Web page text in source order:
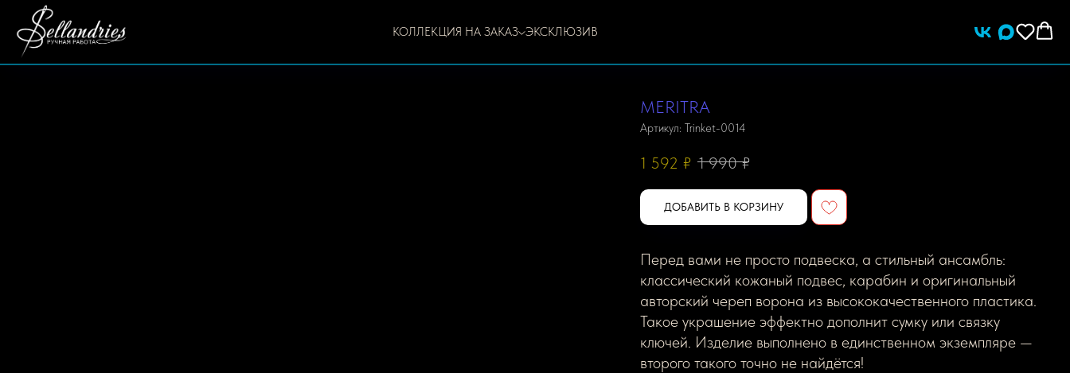
КОЛЛЕКЦИЯ НА ЗАКАЗ ЭКСКЛЮЗИВ
MERITRA
Артикул: Trinket-0014
1 592 ₽ 1 990 ₽
ДОБАВИТЬ В КОРЗИНУ
Перед вами не просто подвеска, а стильный ансамбль:
классический кожаный подвес, карабин и оригинальный
авторский череп ворона из высококачественного пластика.
Такое украшение эффектно дополнит сумку или связку
ключей. Изделие выполнено в единственном экземпляре —
второго такого точно не найдётся!